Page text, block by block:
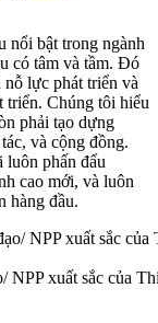
nổi bật trong ngành
có tâm và tầm. Đó
lực phát triển và
triển. Chúng tôi hiểu
phải tạo dựng
và cộng đồng.
phấn đấu
cao mới, và luôn
hàng đầu.
xuất sắc của